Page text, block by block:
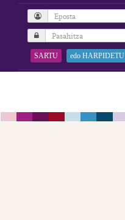
SARTU edo HARPIDETU